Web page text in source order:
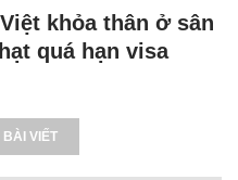
khỏa thân ở sân
quá hạn visa
BÀI VIẾT